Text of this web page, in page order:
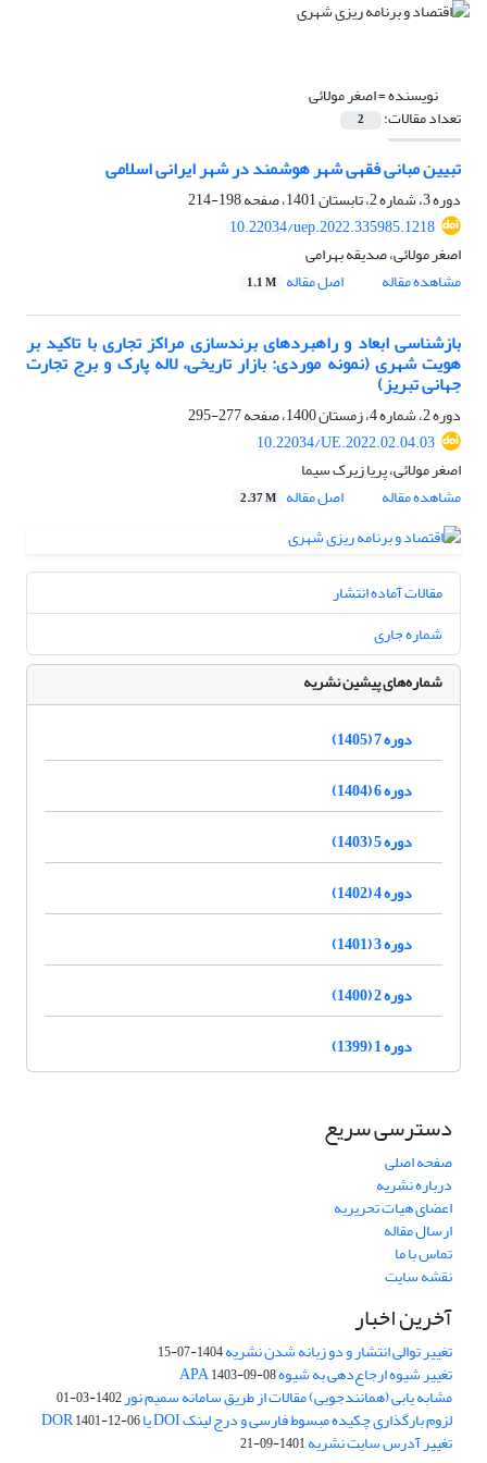
نویسنده =اصغر مولائی
تعداد مقالات: 2
تبیین مبانی فقهی شهر هوشمند در شهر ایرانی اسلامی
دوره 3، شماره 2، تابستان 1401، صفحه
198-214
10.22034/uep.2022.335985.1218
اصغر مولائی، صدیقه بهرامی
مشاهده مقاله
اصل مقاله 1.1 M
بازشناسی ابعاد و راهبردهای برندسازی مراکز تجاری با تاکید بر
هویت شهری (نمونه موردی: بازار تاریخی، لاله ‌پارک و برج تجارت
‌جهانی تبریز)
دوره 2، شماره 4، زمستان 1400، صفحه
277-295
10.22034/UE.2022.02.04.03
اصغر مولائی، پریا زیرک سیما
مشاهده مقاله
اصل مقاله 2.37 M
مقالات آماده انتشار
شماره جاری
شماره‌های پیشین نشریه
دوره 7 (1405)
دوره 6 (1404)
دوره 5 (1403)
دوره 4 (1402)
دوره 3 (1401)
دوره 2 (1400)
دوره 1 (1399)
دسترسی سریع
صفحه اصلی
درباره نشریه
اعضای هیات تحریریه
ارسال مقاله
تماس با ما
نقشه سایت
آخرین اخبار
تغییر توالی انتشار و دو زبانه شدن نشریه1404-07-15
تغییر شیوه ارجاع‌دهی به شیوه APA1403-09-08
مشابه یابی (همانندجویی) مقالات از طریق سامانه سمیم نور1402-03-01
لزوم بارگذاری چکیده مبسوط فارسی و درج لینک DOI یا DOR 1401-12-06
تغییر آدرس سایت نشریه1401-09-21